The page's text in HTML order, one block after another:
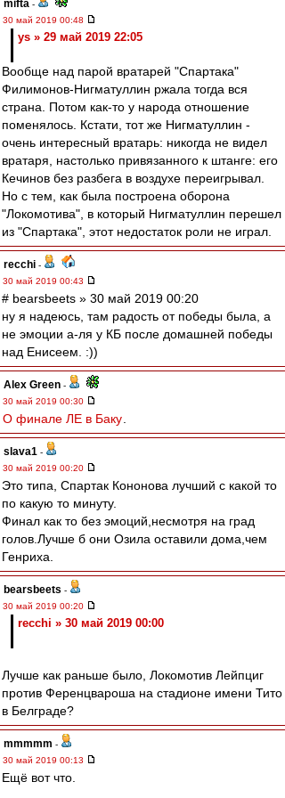
mifta -
30 май 2019 00:48
ys » 29 май 2019 22:05
Вообще над парой вратарей "Спартака"
Филимонов-Нигматуллин ржала тогда вся
страна. Потом как-то у народа отношение
поменялось. Кстати, тот же Нигматуллин -
очень интересный вратарь: никогда не видел
вратаря, настолько привязанного к штанге: его
Кечинов без разбега в воздухе переигрывал.
Но с тем, как была построена оборона
"Локомотива", в который Нигматуллин перешел
из "Спартака", этот недостаток роли не играл.
recchi -
30 май 2019 00:43
# bearsbeets » 30 май 2019 00:20
ну я надеюсь, там радость от победы была, а
не эмоции а-ля у КБ после домашней победы
над Енисеем. :))
Alex Green -
30 май 2019 00:30
О финале ЛЕ в Баку
slava1 -
30 май 2019 00:20
Это типа, Спартак Кононова лучший с какой то
по какую то минуту.
Финал как то без эмоций,несмотря на град
голов.Лучше б они Озила оставили дома,чем
Генриха.
bearsbeets -
30 май 2019 00:20
recchi » 30 май 2019 00:00
Лучше как раньше было, Локомотив Лейпциг
против Ференцвароша на стадионе имени Тито
в Белграде?
mmmmm -
30 май 2019 00:13
Ещё вот что.